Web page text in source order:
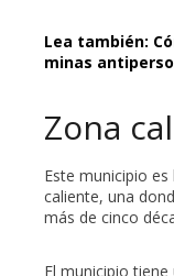
Lea también:
minas
Zona
Este municipio
caliente, una
más de cinco
El municipio